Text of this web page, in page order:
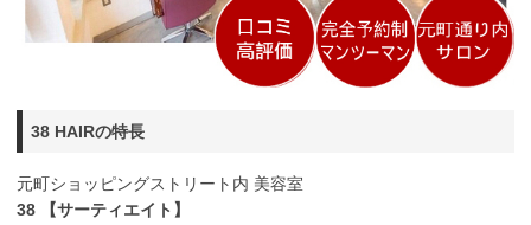
38 HAIRの特長
元町ショッピングストリート内 美容室
38 【サーティエイト】